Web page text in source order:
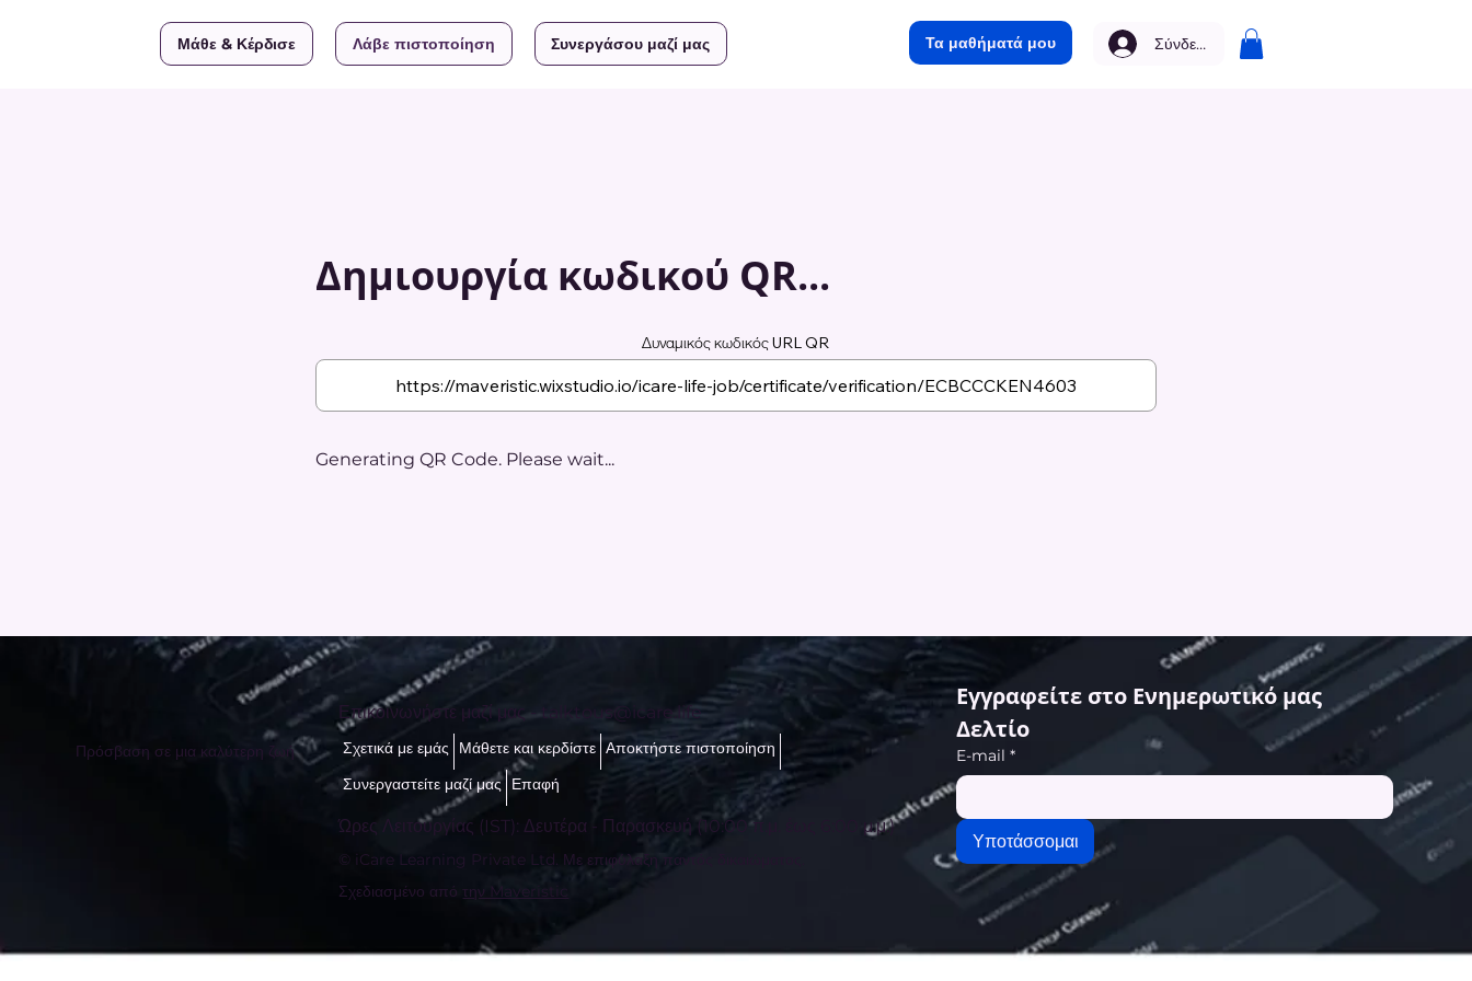
Μάθε & Κέρδισε Λάβε πιστοποίηση Συνεργάσου μαζί μας Τα μαθήματά μου Σύνδεση
Δημιουργία κωδικού QR...
Δυναμικός κωδικός URL QR
Generating QR Code. Please wait...
Πρόσβαση σε μια καλύτερη ζωή
Επικοινωνήστε μαζί μας - talktous@icare.life
Σχετικά με εμάς Μάθετε και κερδίστε Αποκτήστε πιστοποίηση
Συνεργαστείτε μαζί μας Επαφή
Ώρες Λειτουργίας (IST): Δευτέρα - Παρασκευή (10:00 π.μ. έως 6:00 μ.μ.)
© iCare Learning Private Ltd. Με επιφύλαξη παντός δικαιώματος.
Σχεδιασμένο από την Maveristic
Εγγραφείτε στο Ενημερωτικό μας
Δελτίο
E-mail *
Υποτάσσομαι